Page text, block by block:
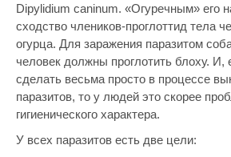
Dipylidium caninum. «Огуречным» его
сходство члеников-проглоттид тела
огурца. Для заражения паразитом
человек должны проглотить блоху. И,
сделать весьма просто в процессе
паразитов, то у людей это скорее
гигиенического характера.
У всех паразитов есть две цели: